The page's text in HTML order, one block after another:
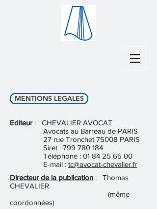
MENTIONS LEGALES
Editeur : CHEVALIER AVOCAT
Avocats au Barreau de PARIS
27 rue Tronchet 75008 PARIS
Siret : 799 780 184
Téléphone : 01 84 25 65 00
E-mail : tc@avocat-chevalier.fr
Directeur de la publication : Thomas
CHEVALIER
(même
coordonnées)